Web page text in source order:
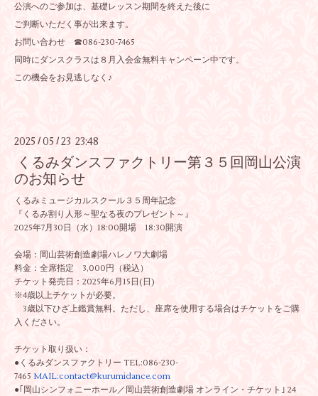
公演へのご参加は、基礎レッスン期間を終えた後に
ご判断いただく事が出来ます。
お問い合わせ ☎086-230-7465
同時にダンスクラスは８月入会金無料キャンペーン中です。
この機会をお見逃しなく♪
2025 /05 / 23 23:48
くるみダンスファクトリー第３５回岡山公演
のお知らせ
くるみミュージカルスクール３５周年記念
『くるみ割り人形～聖なる夜のプレゼント～』
2025年7月30日（水）18:00開場 18:30開演
会場：岡山芸術創造劇場ハレノワ大劇場
料金：全席指定 3,000円（税込）
チケット発売日：2025年6月15日(日)
※4歳以上チケットが必要。
3歳以下ひざ上鑑賞無料。ただし、 座席を使用する場合はチケットをご購
入ください。
チケット取り扱い：
●くるみダンスファクトリー TEL:086-230-
7465 MAIL:contact@kurumidance.com
●｢岡山シンフォニーホール／岡山芸術創造劇場 オンライン・チケット｣ 24